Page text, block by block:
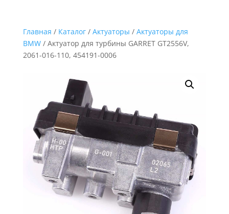
Главная / Каталог/ Актуаторы / Актуаторы для
BMW/ Актуатор для турбины GARRET GT2556V,
2061-016-110, 454191-0006